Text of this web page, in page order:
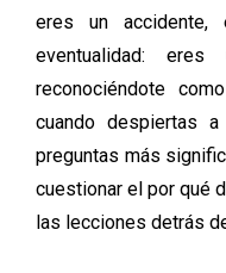
eres un
eventualidad: eres
reconociéndote
cuando despiertas
preguntas más
cuestionar el por qué
las lecciones detrás